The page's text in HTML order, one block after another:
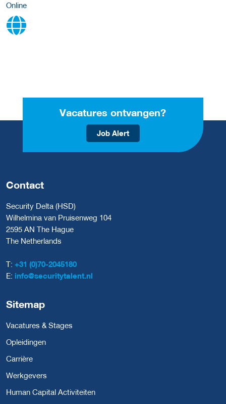
Online
Vacatures ontvangen?
Job Alert
Contact
Security Delta (HSD)
Wilhelmina van Pruisenweg 104
2595 AN The Hague
The Netherlands
T: +31 (0)70-2045180
E: info@securitytalent.nl
Sitemap
Vacatures & Stages
Opleidingen
Carrière
Werkgevers
Human Capital Activiteiten